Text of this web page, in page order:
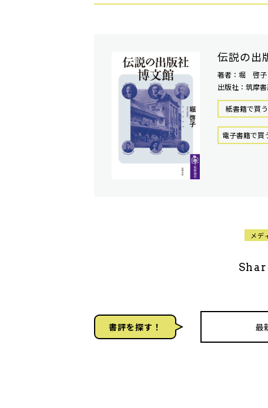
伝説の出
著者：堀 啓子
出版社：筑摩
紙書籍で買う
電⼦書籍で買
メデ
書評を探す！ 最